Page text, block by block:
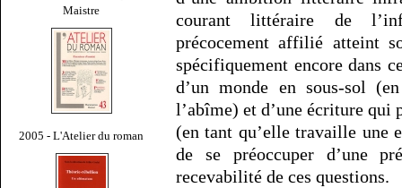
Maistre
2005 - L'Atelier du roman
courant littéraire de
précocement affilié atteint
spécifiquement encore dans
d’un monde en sous-sol
l’abîme) et d’une écriture qui
(en tant qu’elle travaille une
de se préoccuper d’une
recevabilité de ces questions.